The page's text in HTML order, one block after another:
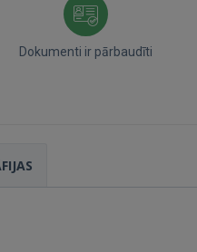
Dokumenti ir pārbaudīti